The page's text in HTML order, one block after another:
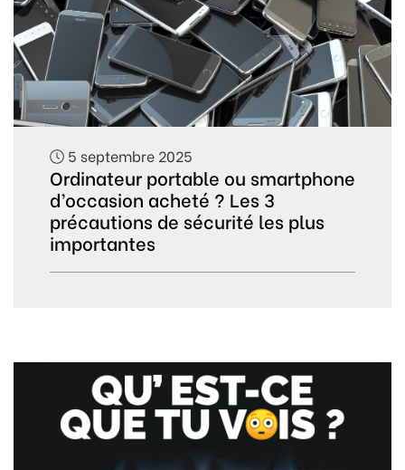
5 septembre 2025
Ordinateur portable ou smartphone
d’occasion acheté ? Les 3
précautions de sécurité les plus
importantes